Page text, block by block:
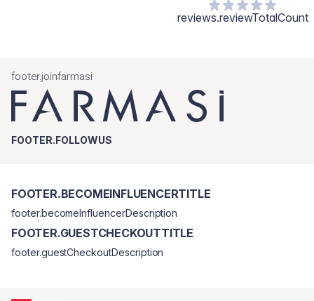
reviews.reviewTotalCount
footer.joinfarmasi
FOOTER.FOLLOWUS
FOOTER.BECOMEINFLUENCERTITLE
footer.becomeInfluencerDescription
FOOTER.GUESTCHECKOUTTITLE
footer.guestCheckoutDescription